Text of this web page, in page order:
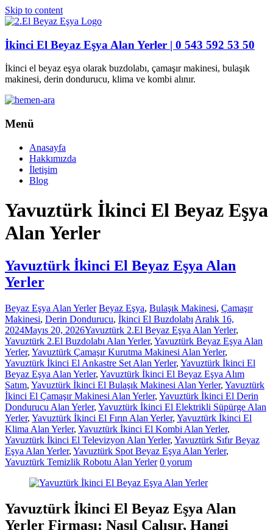
Skip to content
İkinci El Beyaz Eşya Alan Yerler | 0 543 592 53 50
İkinci el beyaz eşya olarak buzdolabı, çamaşır makinesi, bulaşık
makinesi, derin dondurucu, klima ve kombi alınır.
Menü
Anasayfa
Hakkımızda
İletişim
Blog
Yavuztürk İkinci El Beyaz Eşya
Alan Yerler
Yavuztürk İkinci El Beyaz Eşya Alan
Yerler
Beyaz Eşya Alan Yerler Beyaz Eşya, Bulaşık Makinesi, Çamaşır
Makinesi, Derin Dondurucu, İkinci El Buzdolabı Aralık 16,
2024Mayıs 20, 2026Yavuztürk 2.El Beyaz Eşya Alan Yerler,
Yavuztürk 2.El Buzdolabı Alan Yerler, Yavuztürk Beyaz Eşya Alan
Yerler, Yavuztürk Çamaşır Kurutma Makinesi Alan Yerler,
Yavuztürk İkinci El Ankastre Set Alan Yerler, Yavuztürk İkinci El
Beyaz Eşya Alan Yerler, Yavuztürk İkinci El Beyaz Eşya Alım
Satım, Yavuztürk İkinci El Bulaşık Makinesi Alan Yerler, Yavuztürk
İkinci El Çamaşır Makinesi Alan Yerler, Yavuztürk İkinci El Derin
Dondurucu Alan Yerler, Yavuztürk İkinci El Elektrikli Süpürge Alan
Yerler, Yavuztürk İkinci El Fırın Alan Yerler, Yavuztürk İkinci El
Klima Alan Yerler, Yavuztürk İkinci El Kombi Alan Yerler,
Yavuztürk İkinci El Televizyon Alan Yerler, Yavuztürk Sıfır Beyaz
Eşya Alan Yerler, Yavuztürk Spot Beyaz Eşya Alan Yerler,
Yavuztürk Temizlik Robotu Alan Yerler 0 yorum
Yavuztürk İkinci El Beyaz Eşya Alan
Yerler Firması: Nasıl Çalışır, Hangi